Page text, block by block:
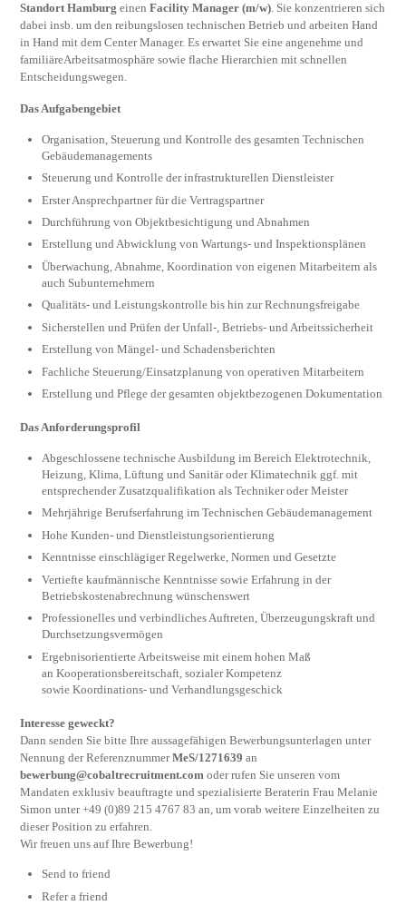
Standort Hamburg einenFacility Manager (m/w). Sie konzentrieren sich
dabei insb. um den reibungslosen technischen Betrieb und arbeiten Hand
in Hand mit dem Center Manager. Es erwartet Sie eine angenehme und
familiäreArbeitsatmosphäre sowie flache Hierarchien mit schnellen
Entscheidungswegen.
Das Aufgabengebiet
Organisation, Steuerung und Kontrolle des gesamten Technischen
Gebäudemanagements
Steuerung und Kontrolle der infrastrukturellen Dienstleister
Erster Ansprechpartner für die Vertragspartner
Durchführung von Objektbesichtigung und Abnahmen
Erstellung und Abwicklung von Wartungs- und Inspektionsplänen
Überwachung, Abnahme, Koordination von eigenen Mitarbeitern als
auch Subunternehmern
Qualitäts- und Leistungskontrolle bis hin zur Rechnungsfreigabe
Sicherstellen und Prüfen der Unfall-, Betriebs- und Arbeitssicherheit
Erstellung von Mängel- und Schadensberichten
Fachliche Steuerung/Einsatzplanung von operativen Mitarbeitern
Erstellung und Pflege der gesamten objektbezogenen Dokumentation
Das Anforderungsprofil
Abgeschlossene technische Ausbildung im Bereich Elektrotechnik,
Heizung, Klima, Lüftung und Sanitär oder Klimatechnik ggf. mit
entsprechender Zusatzqualifikation als Techniker oder Meister
Mehrjährige Berufserfahrung im Technischen Gebäudemanagement
Hohe Kunden- und Dienstleistungsorientierung
Kenntnisse einschlägiger Regelwerke, Normen und Gesetzte
Vertiefte kaufmännische Kenntnisse sowie Erfahrung in der
Betriebskostenabrechnung wünschenswert
Professionelles und verbindliches Auftreten, Überzeugungskraft und
Durchsetzungsvermögen
Ergebnisorientierte Arbeitsweise mit einem hohen Maß
an Kooperationsbereitschaft, sozialer Kompetenz
sowie Koordinations- und Verhandlungsgeschick
Interesse geweckt?
Dann senden Sie bitte Ihre aussagefähigen Bewerbungsunterlagen unter
Nennung der ReferenznummerMeS/1271639 an
bewerbung@cobaltrecruitment.com oder rufen Sie unseren vom
Mandaten exklusiv beauftragte und spezialisierte Beraterin Frau Melanie
Simon unter +49 (0)89 215 4767 83 an, um vorab weitere Einzelheiten zu
dieser Position zu erfahren.
Wir freuen uns auf Ihre Bewerbung!
Send to friend
Refer a friend